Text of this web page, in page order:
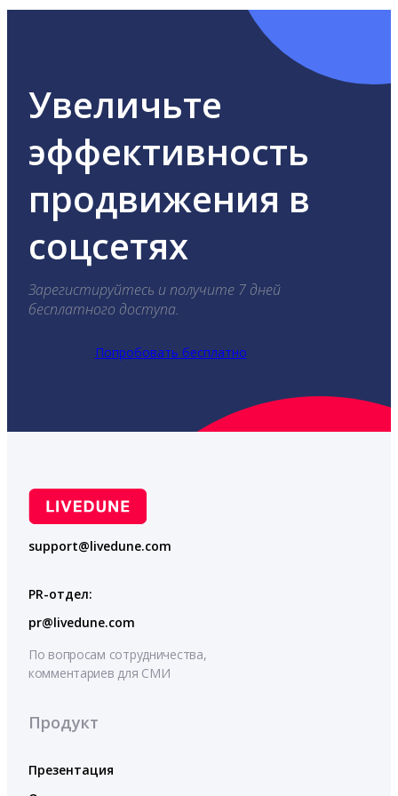
Увеличьте
эффективность
продвижения в
соцсетях
Зарегистируйтесь и получите 7 дней
бесплатного доступа.
Попробовать бесплатно
support@livedune.com
PR-отдел:
pr@livedune.com
По вопросам сотрудничества,
комментариев для СМИ
Продукт
Презентация